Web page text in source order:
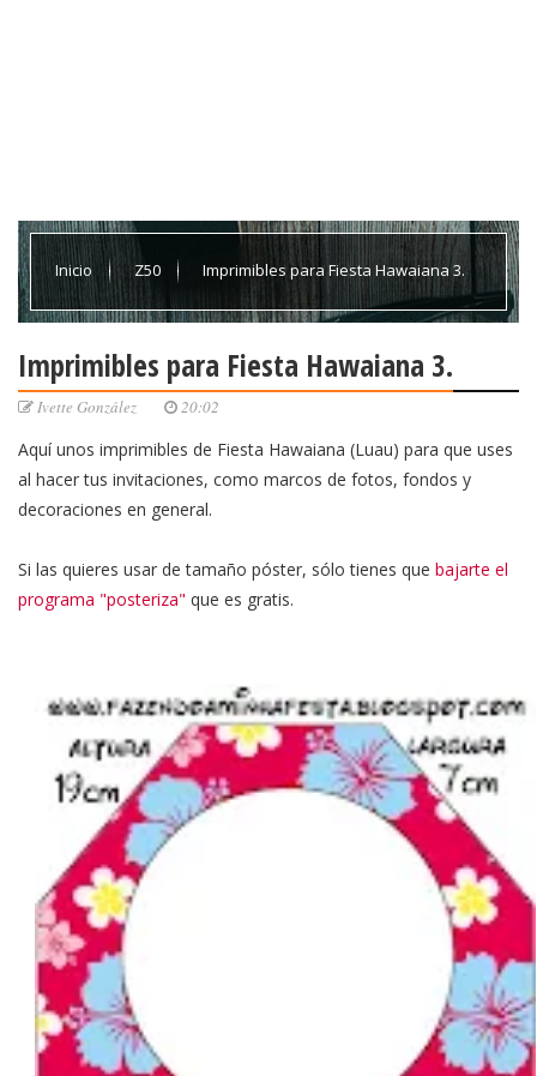
Inicio Z50 Imprimibles para Fiesta Hawaiana 3.
Imprimibles para Fiesta Hawaiana 3.
Ivette González 20:02
Aquí unos imprimibles de Fiesta Hawaiana (Luau) para que uses
al hacer tus invitaciones, como marcos de fotos, fondos y
decoraciones en general.
Si las quieres usar de tamaño póster, sólo tienes que bajarte el
programa "posteriza" que es gratis.